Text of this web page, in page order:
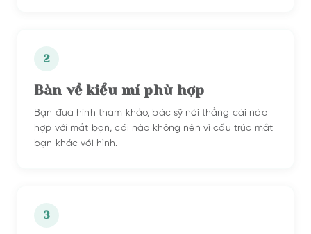
2
Bàn về kiểu mí phù hợp
Bạn đưa hình tham khảo, bác sỹ nói thẳng cái nào
hợp với mắt bạn, cái nào không nên vì cấu trúc mắt
bạn khác với hình.
3